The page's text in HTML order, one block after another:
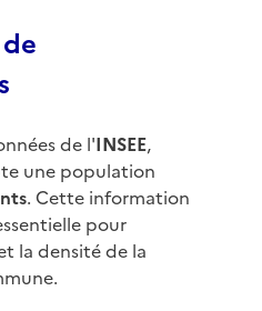
de l'INSEE,
une population
. Cette information
pour
la densité de la